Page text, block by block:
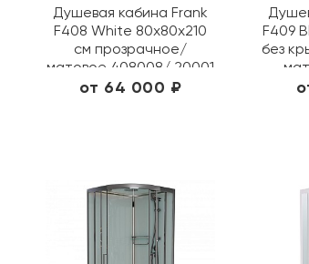
Душевая кабина Frank
F408 White 80х80х210
см прозрачное/
матовое 408008/ 20001
от 64 000 ₽
F409
без